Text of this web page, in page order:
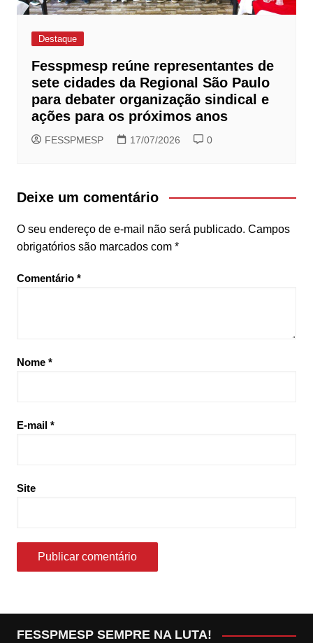
Destaque
Fesspmesp reúne representantes de
sete cidades da Regional São Paulo
para debater organização sindical e
ações para os próximos anos
FESSPMESP 17/07/2026 0
Deixe um comentário
O seu endereço de e-mail não será publicado. Campos
obrigatórios são marcados com *
Comentário *
Nome *
E-mail *
Site
FESSPMESP SEMPRE NA LUTA!